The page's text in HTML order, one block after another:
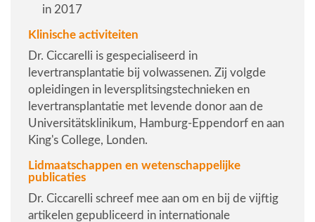
in 2017
Klinische activiteiten
Dr. Ciccarelli is gespecialiseerd in
levertransplantatie bij volwassenen. Zij volgde
opleidingen in leversplitsingstechnieken en
levertransplantatie met levende donor aan de
Universitätsklinikum, Hamburg-Eppendorf en aan
King's College, Londen.
Lidmaatschappen en wetenschappelijke
publicaties
Dr. Ciccarelli schreef mee aan om en bij de vijftig
artikelen gepubliceerd in internationale